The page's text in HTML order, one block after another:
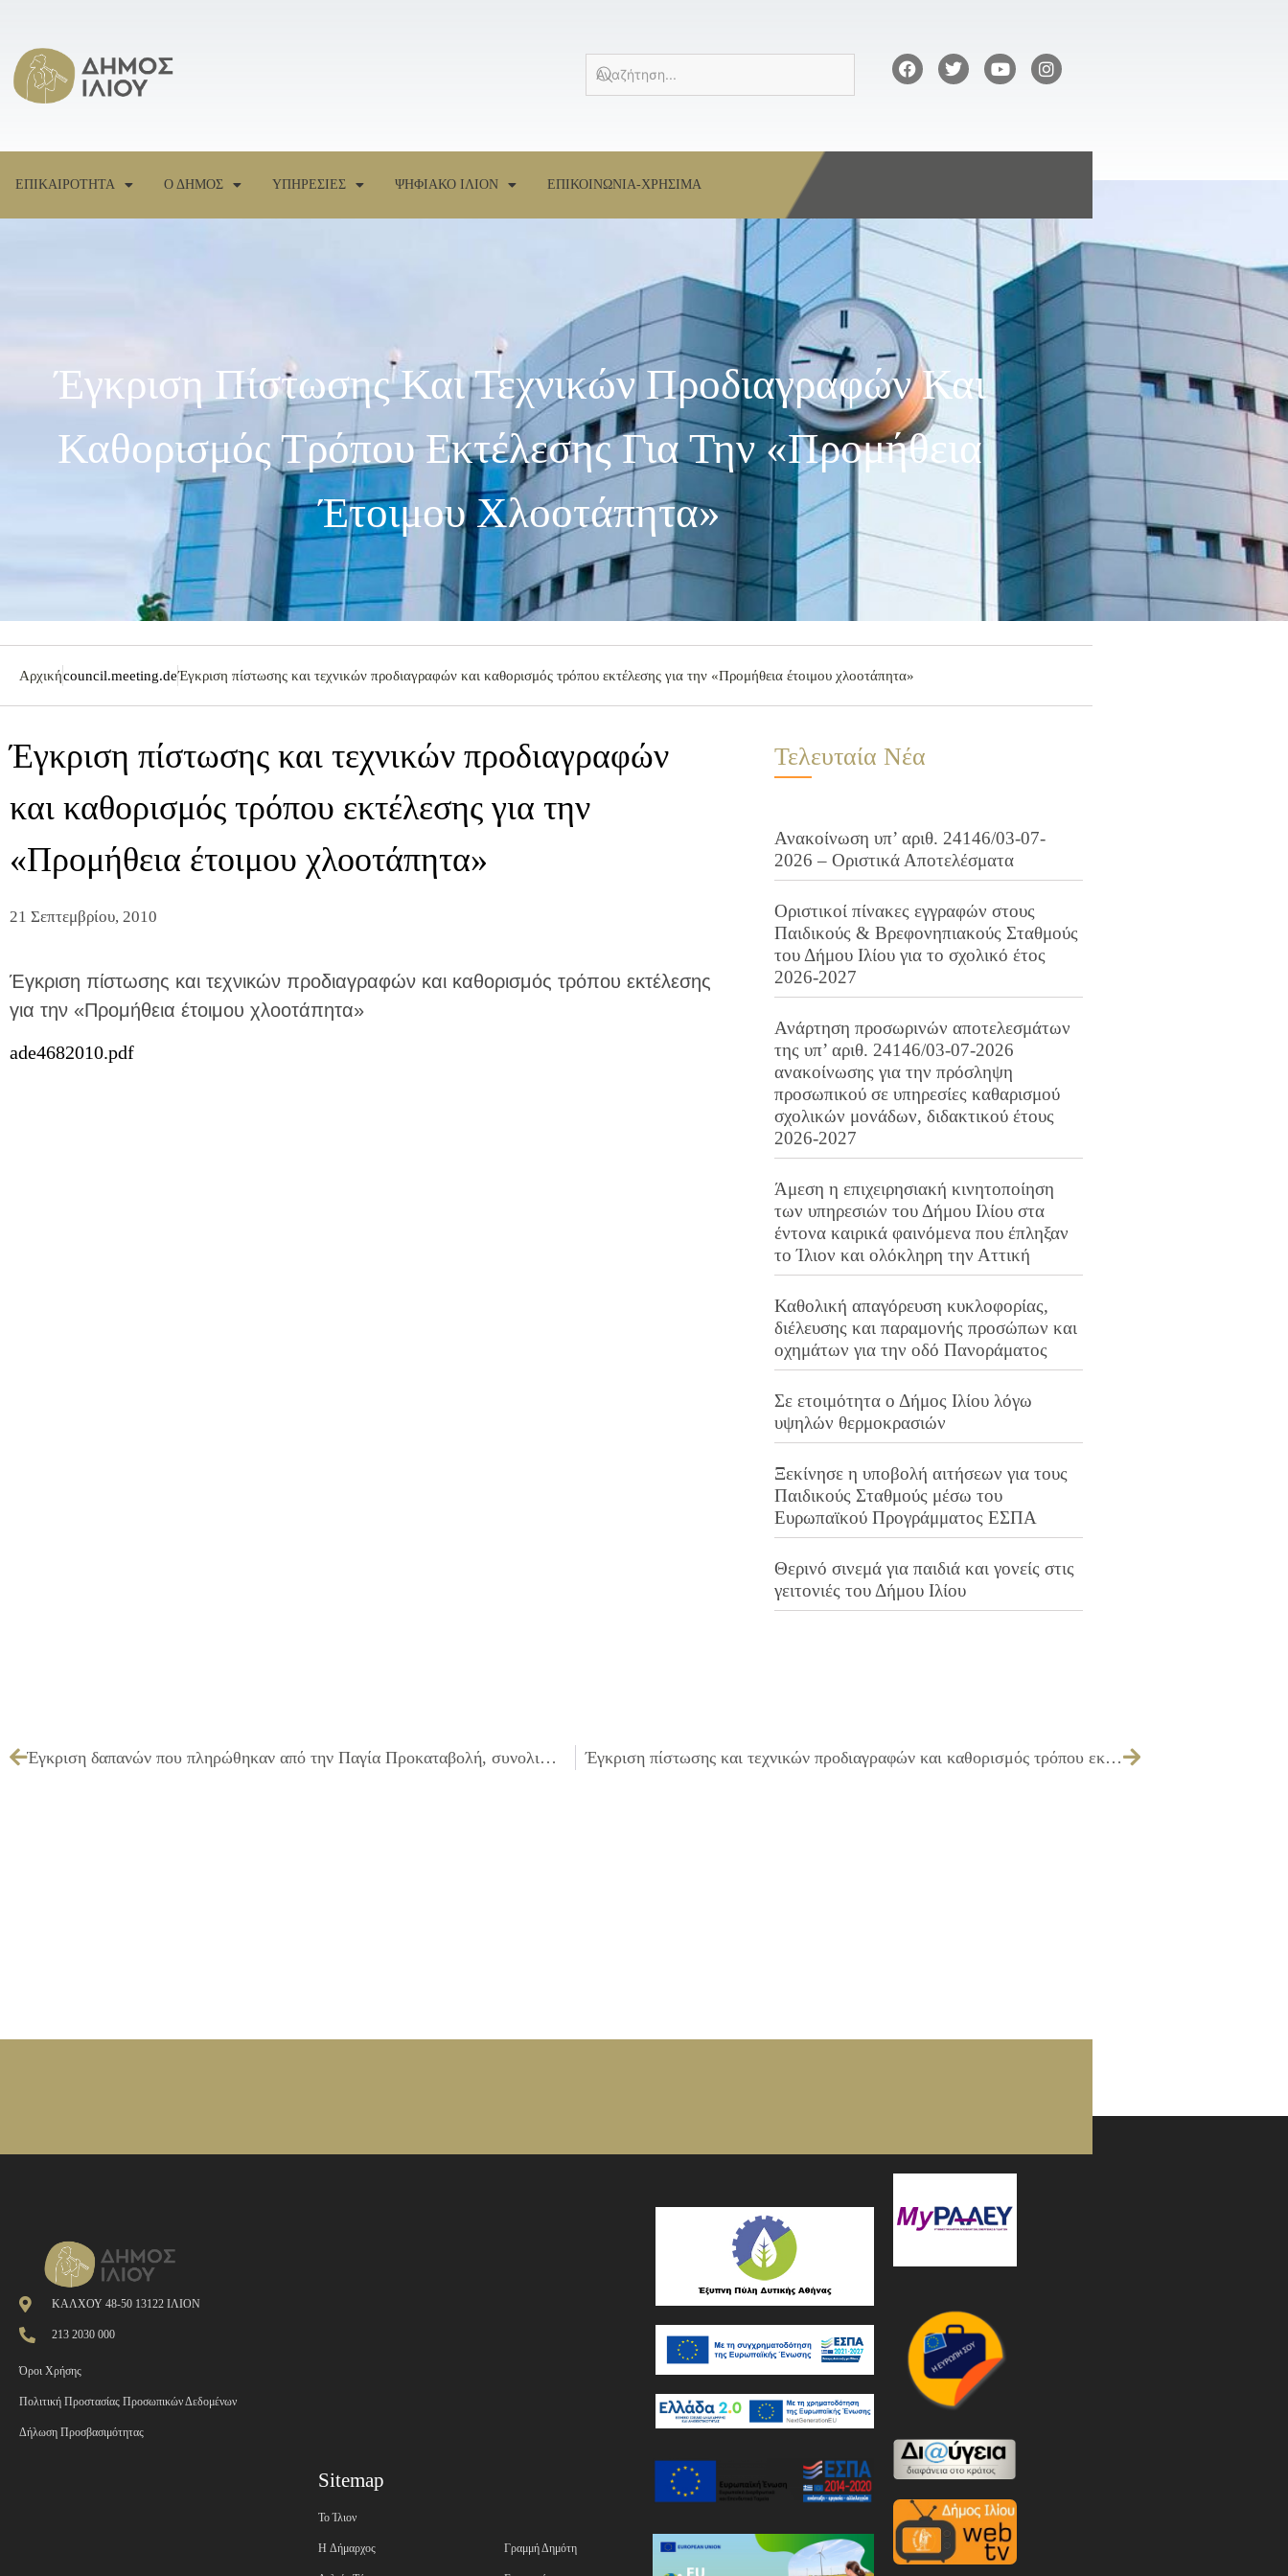
ΕΠΙΚΑΙΡΟΤΗΤΑ Ο ΔΗΜΟΣ ΥΠΗΡΕΣΙΕΣ ΨΗΦΙΑΚΟ ΙΛΙΟΝ ΕΠΙΚΟΙΝΩΝΙΑ-ΧΡΗΣΙΜΑ
Έγκριση Πίστωσης Και Τεχνικών Προδιαγραφών Και
Καθορισμός Τρόπου Εκτέλεσης Για Την «Προμήθεια
Έτοιμου Χλοοτάπητα»
Αρχικήcouncil.meeting.deΈγκριση πίστωσης και τεχνικών προδιαγραφών και καθορισμός τρόπου εκτέλεσης για την «Προμήθεια έτοιμου χλοοτάπητα»
Έγκριση πίστωσης και τεχνικών προδιαγραφών
και καθορισμός τρόπου εκτέλεσης για την
«Προμήθεια έτοιμου χλοοτάπητα»
21 Σεπτεμβρίου, 2010
Έγκριση πίστωσης και τεχνικών προδιαγραφών και καθορισμός τρόπου εκτέλεσης
για την «Προμήθεια έτοιμου χλοοτάπητα»
ade4682010.pdf
Τελευταία Νέα
Ανακοίνωση υπ’ αριθ. 24146/03-07-
2026 – Οριστικά Αποτελέσματα
Οριστικοί πίνακες εγγραφών στους
Παιδικούς & Βρεφονηπιακούς Σταθμούς
του Δήμου Ιλίου για το σχολικό έτος
2026-2027
Ανάρτηση προσωρινών αποτελεσμάτων
της υπ’ αριθ. 24146/03-07-2026
ανακοίνωσης για την πρόσληψη
προσωπικού σε υπηρεσίες καθαρισμού
σχολικών μονάδων, διδακτικού έτους
2026-2027
Άμεση η επιχειρησιακή κινητοποίηση
των υπηρεσιών του Δήμου Ιλίου στα
έντονα καιρικά φαινόμενα που έπληξαν
το Ίλιον και ολόκληρη την Αττική
Καθολική απαγόρευση κυκλοφορίας,
διέλευσης και παραμονής προσώπων και
οχημάτων για την οδό Πανοράματος
Σε ετοιμότητα ο Δήμος Ιλίου λόγω
υψηλών θερμοκρασιών
Ξεκίνησε η υποβολή αιτήσεων για τους
Παιδικούς Σταθμούς μέσω του
Ευρωπαϊκού Προγράμματος ΕΣΠΑ
Θερινό σινεμά για παιδιά και γονείς στις
γειτονιές του Δήμου Ιλίου
Έγκριση δαπανών που πληρώθηκαν από την Παγία Προκαταβολή, συνολικού ποσού 5.097,54 € Έγκριση πίστωσης και τεχνικών προδιαγραφών και καθορισμός τρόπου εκτέλεσης για την «Προμήθεια χρωμάτων για τη συντήρηση κοινοχρήστων χώρων»
ΚΑΛΧΟΥ 48-50 13122 ΙΛΙΟΝ
213 2030 000
Όροι Χρήσης
Πολιτική Προστασίας Προσωπικών Δεδομένων
Δήλωση Προσβασιμότητας
Sitemap
Το Ίλιον
H Δήμαρχος Γραμμή Δημότη